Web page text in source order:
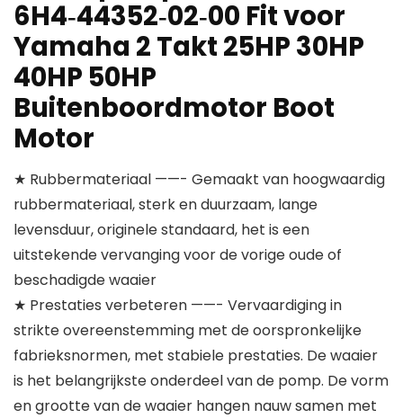
6H4‑44352‑02‑00 Fit voor
Yamaha 2 Takt 25HP 30HP
40HP 50HP
Buitenboordmotor Boot
Motor
★ Rubbermateriaal ——- Gemaakt van hoogwaardig
rubbermateriaal, sterk en duurzaam, lange
levensduur, originele standaard, het is een
uitstekende vervanging voor de vorige oude of
beschadigde waaier
★ Prestaties verbeteren ——- Vervaardiging in
strikte overeenstemming met de oorspronkelijke
fabrieksnormen, met stabiele prestaties. De waaier
is het belangrijkste onderdeel van de pomp. De vorm
en grootte van de waaier hangen nauw samen met